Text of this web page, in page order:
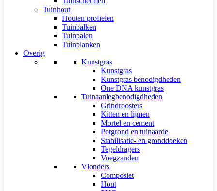
Tuinhout
Houten profielen
Tuinbalken
Tuinpalen
Tuinplanken
Overig
Kunstgras
Kunstgras
Kunstgras benodigdheden
One DNA kunstgras
Tuinaanlegbenodigdheden
Grindroosters
Kitten en lijmen
Mortel en cement
Potgrond en tuinaarde
Stabilisatie- en gronddoeken
Tegeldragers
Voegzanden
Vlonders
Composiet
Hout